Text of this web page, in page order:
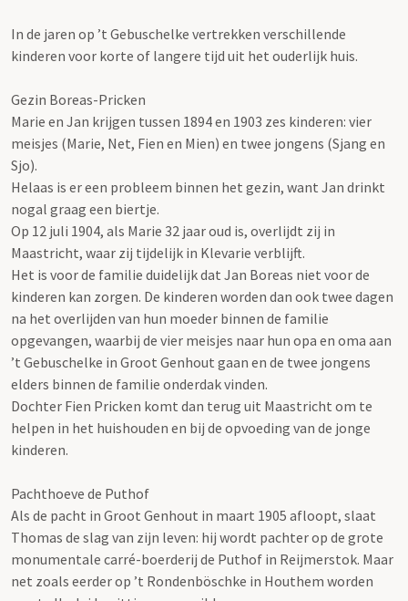
In de jaren op ’t Gebuschelke vertrekken verschillende
kinderen voor korte of langere tijd uit het ouderlijk huis.
Gezin Boreas-Pricken
Marie en Jan krijgen tussen 1894 en 1903 zes kinderen: vier
meisjes (Marie, Net, Fien en Mien) en twee jongens (Sjang en
Sjo).
Helaas is er een probleem binnen het gezin, want Jan drinkt
nogal graag een biertje.
Op 12 juli 1904, als Marie 32 jaar oud is, overlijdt zij in
Maastricht, waar zij tijdelijk in Klevarie verblijft.
Het is voor de familie duidelijk dat Jan Boreas niet voor de
kinderen kan zorgen. De kinderen worden dan ook twee dagen
na het overlijden van hun moeder binnen de familie
opgevangen, waarbij de vier meisjes naar hun opa en oma aan
’t Gebuschelke in Groot Genhout gaan en de twee jongens
elders binnen de familie onderdak vinden.
Dochter Fien Pricken komt dan terug uit Maastricht om te
helpen in het huishouden en bij de opvoeding van de jonge
kinderen.
Pachthoeve de Puthof
Als de pacht in Groot Genhout in maart 1905 afloopt, slaat
Thomas de slag van zijn leven: hij wordt pachter op de grote
monumentale carré-boerderij de Puthof in Reijmerstok. Maar
net zoals eerder op ’t Rondenböschke in Houthem worden